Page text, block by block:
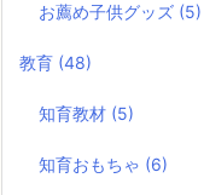
お薦め子供グッズ (5)
教育 (48)
知育教材 (5)
知育おもちゃ (6)